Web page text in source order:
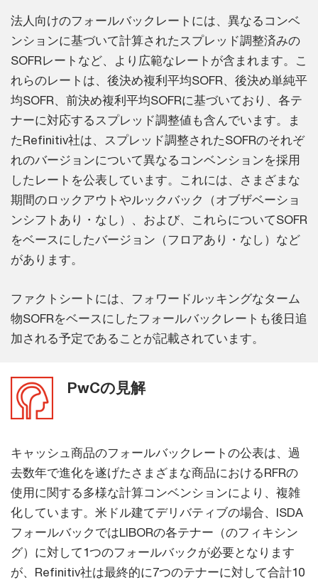
法人向けのフォールバックレートには、異なるコンベ
ンションに基づいて計算されたスプレッド調整済みの
SOFRレートなど、より広範なレートが含まれます。こ
れらのレートは、後決め複利平均SOFR、後決め単純平
均SOFR、前決め複利平均SOFRに基づいており、各テ
ナーに対応するスプレッド調整値も含んでいます。ま
たRefinitiv社は、スプレッド調整されたSOFRのそれぞ
れのバージョンについて異なるコンベンションを採用
したレートを公表しています。これには、さまざまな
期間のロックアウトやルックバック（オブザベーショ
ンシフトあり・なし）、および、これらについてSOFR
をベースにしたバージョン（フロアあり・なし）など
があります。
ファクトシートには、フォワードルッキングなターム
物SOFRをベースにしたフォールバックレートも後日追
加される予定であることが記載されています。
PwCの見解
キャッシュ商品のフォールバックレートの公表は、過
去数年で進化を遂げたさまざまな商品におけるRFRの
使用に関する多様な計算コンベンションにより、複雑
化しています。米ドル建てデリバティブの場合、ISDA
フォールバックではLIBORの各テナー（のフィキシン
グ）に対して1つのフォールバックが必要となります
が、Refinitiv社は最終的に7つのテナーに対して合計10